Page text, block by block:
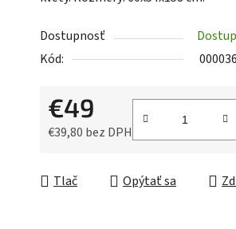
hviezdičiek.
Dostupnosť
Kód:
€49
€39,80 bez DPH
Tlač Opýtať sa